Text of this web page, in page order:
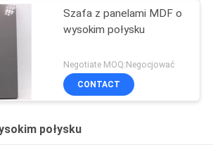
Szafa z panelami MDF o
wysokim połysku
Negotiate MOQ:Negocjować
CONTACT
połysku